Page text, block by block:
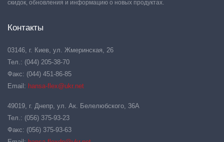
скидок, обновления и информацию о новых продуктах.
Контакты
03146, г. Киев, ул. Жмеринская, 26
Тел.: (044) 205-38-70
Факс: (044) 451-86-85
Email: hansa-flex@ukr.net
49019, г. Днепр, ул. Ак. Белелюбского, 36А
Тел.: (056) 375-93-23
Факс: (056) 375-93-63